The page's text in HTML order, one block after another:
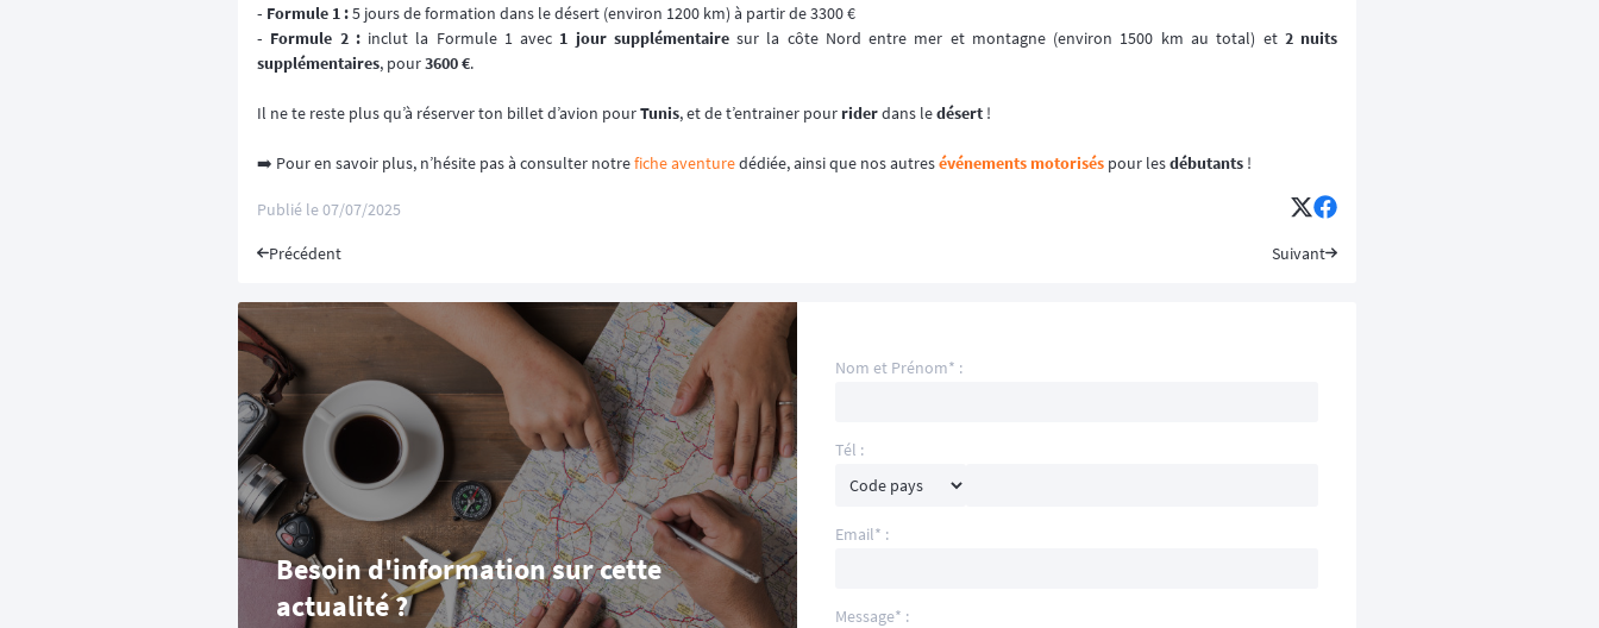
- Formule 1 :5 jours de formation dans le désert (environ 1200 km) à partir de 3300 €
- Formule 2 : inclut la Formule 1 avec 1 jour supplémentairesur la côte Nord entre mer et montagne (environ 1500 km au total) et 2 nuits
supplémentaires, pour3600 €.
Il ne te reste plus qu’à réserver ton billet d’avion pourTunis, et de t’entrainer pour riderdans ledésert !
➡️ Pour en savoir plus, n’hésite pas à consulter notrefiche aventuredédiée, ainsi que nos autresévénements motorisés pour lesdébutants !
Publié le07/07/2025
Précédent Suivant
Besoin d'information sur cette
actualité ?
Nom et Prénom* :
Tél :
Email* :
Message* :